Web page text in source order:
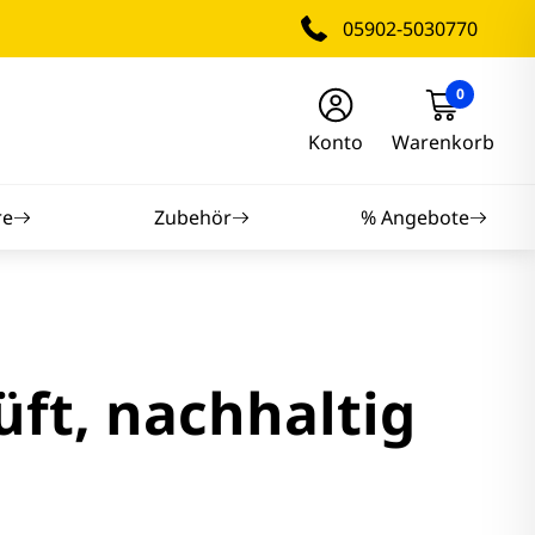
05902-5030770
Konto
0
Warenkorb
Zubehör % Angebote
nachhaltig